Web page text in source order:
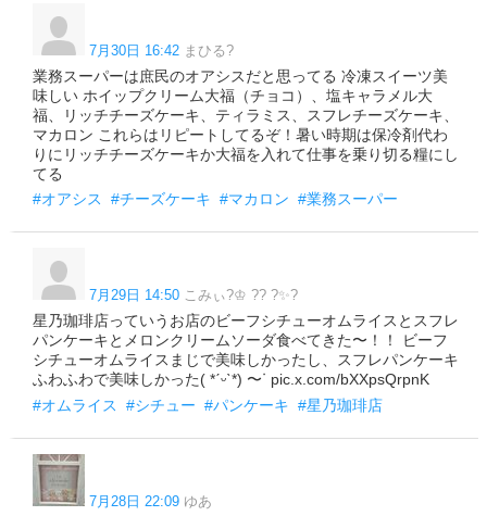
7月30日 16:42 まひる?
業務スーパーは庶民のオアシスだと思ってる 冷凍スイーツ美
味しい ホイップクリーム大福（チョコ）、塩キャラメル大
福、リッチチーズケーキ、ティラミス、スフレチーズケーキ、
マカロン これらはリピートしてるぞ！暑い時期は保冷剤代わ
りにリッチチーズケーキか大福を入れて仕事を乗り切る糧にし
てる
#オアシス
#チーズケーキ #マカロン #業務スーパー
7月29日 14:50 こみぃ?♔ ?? ?✨?
星乃珈琲店っていうお店のビーフシチューオムライスとスフレ
パンケーキとメロンクリームソーダ食べてきた〜！！ ビーフ
シチューオムライスまじで美味しかったし、スフレパンケーキ
ふわふわで美味しかった( *ˊᵕˋ*) 〜ᐝ pic.x.com/bXXpsQrpnK
#オムライス
#シチュー #パンケーキ #星乃珈琲店
7月28日 22:09 ゆあ